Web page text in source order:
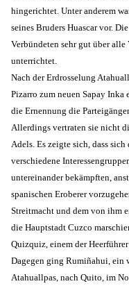
hingerichtet. Unter anderem
seines Bruders Huascar vor.
Verbündeten sehr gut über alle
unterrichtet.
Nach der Erdrosselung
Pizarro zum neuen Sapay Inka
die Ernennung die
Allerdings vertraten sie nicht
Adels. Es zeigte sich, dass
verschiedene
untereinander bekämpften,
spanischen Eroberer
Streitmacht und dem von ihm
die Hauptstadt Cuzco
Quizquiz, einem der
Dagegen ging Rumiñahui, ein
Atahuallpas, nach Quito, im